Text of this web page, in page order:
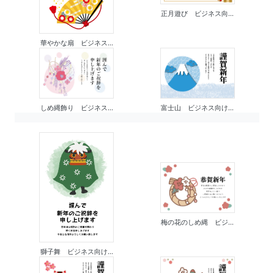
華やかな扇 ビジネス...
正月遊び ビジネス向...
しめ縄飾り ビジネス... 富士山 ビジネス向け...
獅子舞 ビジネス向け...
梅の花のしめ縄 ビジ...